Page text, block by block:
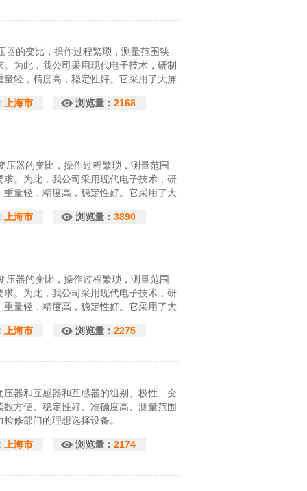
器的变比，操作过程繁琐，测量范围狭
为此，我公司采用现代电子技术，研制
轻，精度高，稳定性好。它采用了大屏
上海市 浏览量： 2168
器的变比，操作过程繁琐，测量范围
。为此，我公司采用现代电子技术，研
量轻，精度高，稳定性好。它采用了大
上海市 浏览量： 3890
器的变比，操作过程繁琐，测量范围
。为此，我公司采用现代电子技术，研
量轻，精度高，稳定性好。它采用了大
上海市 浏览量： 2275
器和互感器和互感器的组别、极性、变
方便、稳定性好、准确度高、测量范围
修部门的理想选择设备。
上海市 浏览量： 2174